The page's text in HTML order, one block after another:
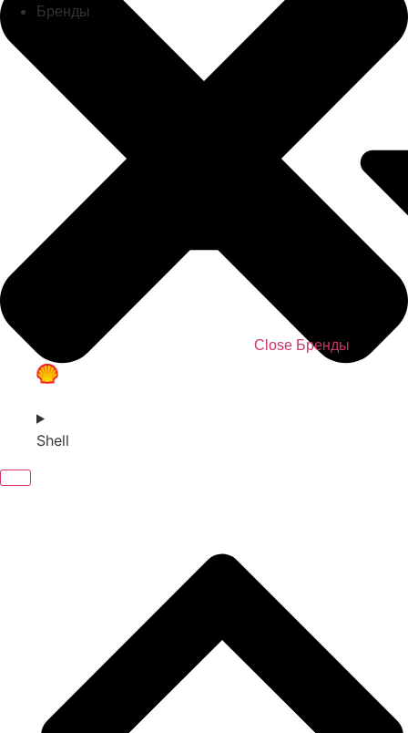
Бренды
Close Бренды
Shell